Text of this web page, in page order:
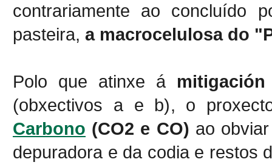
contrariamente ao concluído
pasteira, a macrocelulosa do
Polo que atinxe á
(obxectivos a e b), o
Carbono (CO2 e CO) ao
depuradora e da codia e restos